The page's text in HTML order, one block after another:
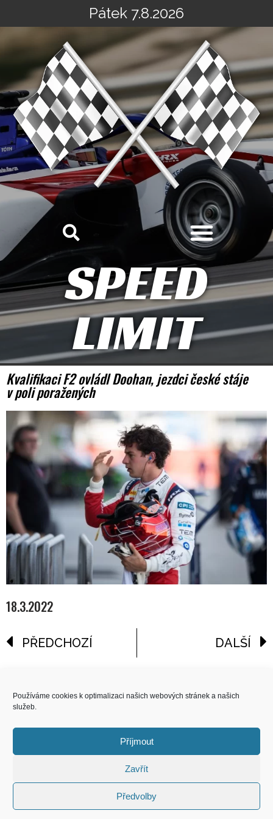
Používáme cookies k optimalizaci našich webových stránek a našich
služeb.
Příjmout
Zavřít
Předvolby
na
Pátek 7.8.2026
SPEED
LIMIT
Kvalifikaci F2 ovládl Doohan, jezdci české stáje
v poli poražených
18.3.2022
PŘEDCHOZÍ DALŠÍ
COPYRIGHT
© 2026 Speed Limit,
All Rights Reserved